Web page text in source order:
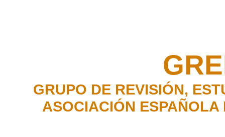
GRUPO DE REVISIÓN,
ASOCIACIÓN ESPAÑOLA